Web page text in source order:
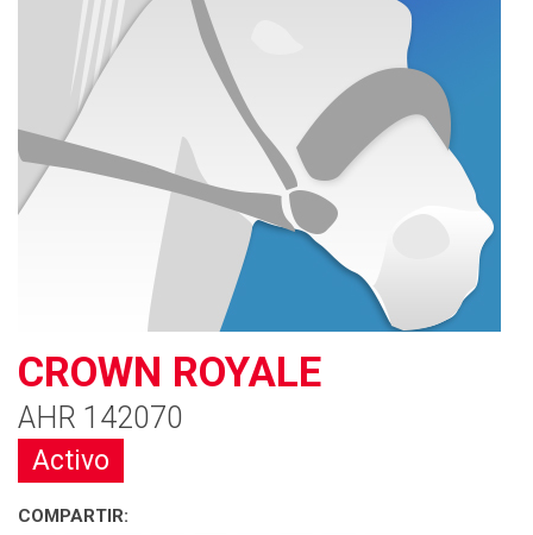
CROWN ROYALE
AHR 142070
Activo
COMPARTIR: